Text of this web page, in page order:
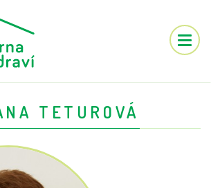
Toggle
TETUROVÁ